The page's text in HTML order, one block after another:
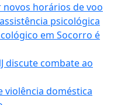
horários de voo
psicológica
em Socorro é
discute combate ao
doméstica